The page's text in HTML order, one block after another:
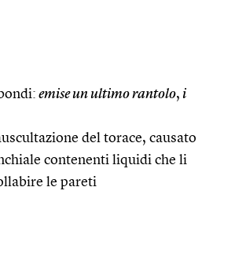
emise un ultimo rantolo, i
del torace, causato
contenenti liquidi che li
le pareti